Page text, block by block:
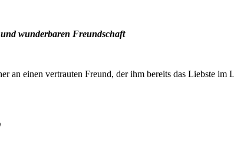
wunderbaren Freundschaft
an einen vertrauten Freund, der ihm bereits das Liebste im